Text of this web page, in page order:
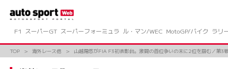
ツ
ス
F1
スーパーGT スーパーフォーミュラ ル・マン/WEC MotoGP/バイク ラリ
TOP 海外レース他 山越陽悠がFIA F3初表彰台。激闘の首位争いの末に2位を掴む／第3